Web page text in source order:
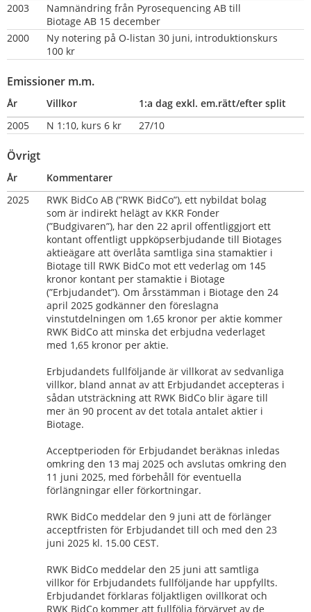
2003
Namnändring från Pyrosequencing AB till
Biotage AB 15 december
2000
Ny notering på O-listan 30 juni, introduktionskurs
100 kr
Emissioner m.m.
År Villkor
1:a dag exkl. em.rätt/efter split
2005
N 1:10, kurs 6 kr 27/10
Övrigt
År
Kommentarer
2025
RWK BidCo AB (”RWK BidCo”), ett nybildat bolag
som är indirekt helägt av KKR Fonder
(”Budgivaren”), har den 22 april offentliggjort ett
kontant offentligt uppköpserbjudande till Biotages
aktieägare att överlåta samtliga sina stamaktier i
Biotage till RWK BidCo mot ett vederlag om 145
kronor kontant per stamaktie i Biotage
(”Erbjudandet”). Om årsstämman i Biotage den 24
april 2025 godkänner den föreslagna
vinstutdelningen om 1,65 kronor per aktie kommer
RWK BidCo att minska det erbjudna vederlaget
med 1,65 kronor per aktie.
Erbjudandets fullföljande är villkorat av sedvanliga
villkor, bland annat av att Erbjudandet accepteras i
sådan utsträckning att RWK BidCo blir ägare till
mer än 90 procent av det totala antalet aktier i
Biotage.
Acceptperioden för Erbjudandet beräknas inledas
omkring den 13 maj 2025 och avslutas omkring den
11 juni 2025, med förbehåll för eventuella
förlängningar eller förkortningar.
RWK BidCo meddelar den 9 juni att de förlänger
acceptfristen för Erbjudandet till och med den 23
juni 2025 kl. 15.00 CEST.
RWK BidCo meddelar den 25 juni att samtliga
villkor för Erbjudandets fullföljande har uppfyllts.
Erbjudandet förklaras följaktligen ovillkorat och
RWK BidCo kommer att fullfölja förvärvet av de